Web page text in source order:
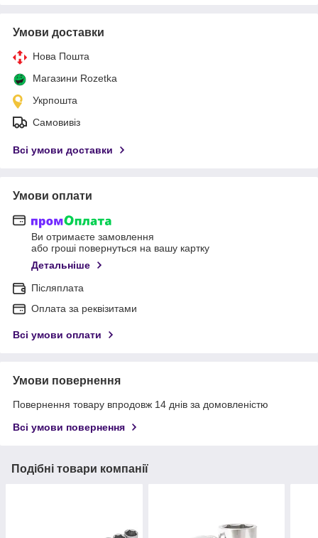
Умови доставки
Нова Пошта
Магазини Rozetka
Укрпошта
Самовивіз
Всі умови доставки
Умови оплати
Ви отримаєте замовлення
або гроші повернуться на вашу картку
Детальніше
Післяплата
Оплата за реквізитами
Всі умови оплати
Умови повернення
Повернення товару впродовж 14 днів за домовленістю
Всі умови повернення
Подібні товари компанії